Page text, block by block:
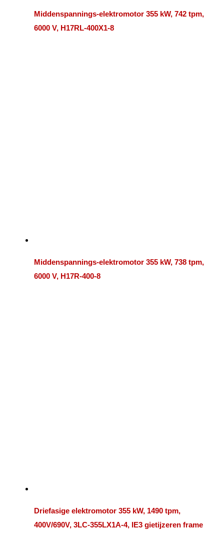
Middenspannings-elektromotor 355 kW, 742 tpm,
6000 V, H17RL-400X1-8
Middenspannings-elektromotor 355 kW, 738 tpm,
6000 V, H17R-400-8
Driefasige elektromotor 355 kW, 1490 tpm,
400V/690V, 3LC-355LX1A-4, IE3 gietijzeren frame